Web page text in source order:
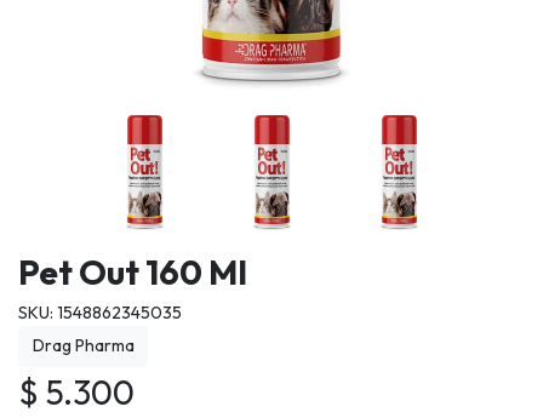
Pet Out 160 Ml
SKU: 1548862345035
Drag Pharma
$ 5.300